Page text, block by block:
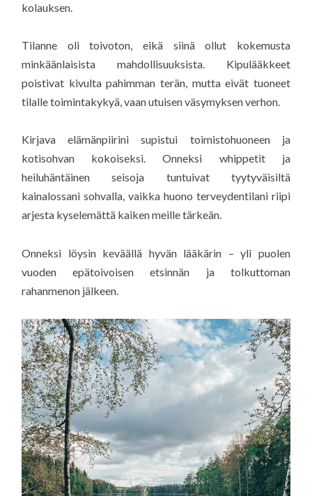
kolauksen.
Tilanne oli toivoton, eikä siinä ollut kokemusta
minkäänlaisista mahdollisuuksista. Kipulääkkeet
poistivat kivulta pahimman terän, mutta eivät tuoneet
tilalle toimintakykyä, vaan utuisen väsymyksen verhon.
Kirjava elämänpiirini supistui toimistohuoneen ja
kotisohvan kokoiseksi. Onneksi whippetit ja
heiluhäntäinen seisoja tuntuivat tyytyväisiltä
kainalossani sohvalla, vaikka huono terveydentilani riipi
arjesta kyselemättä kaiken meille tärkeän.
Onneksi löysin keväällä hyvän lääkärin – yli puolen
vuoden epätoivoisen etsinnän ja tolkuttoman
rahanmenon jälkeen.